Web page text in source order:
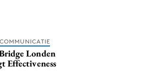
Londen
Effectiveness